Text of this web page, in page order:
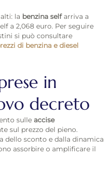
la benzina selfarriva a
a 2,068 euro. Per seguire
si può consultare
di benzina e diesel
in
decreto
sulle accise
sul prezzo del pieno.
dello sconto e dalla dinamica
assorbire o amplificare il